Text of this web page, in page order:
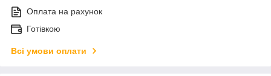
Оплата на рахунок
Готівкою
Всі умови оплати